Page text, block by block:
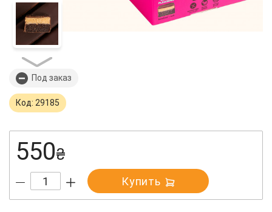
Под заказ
Код: 29185
550₴
Купить